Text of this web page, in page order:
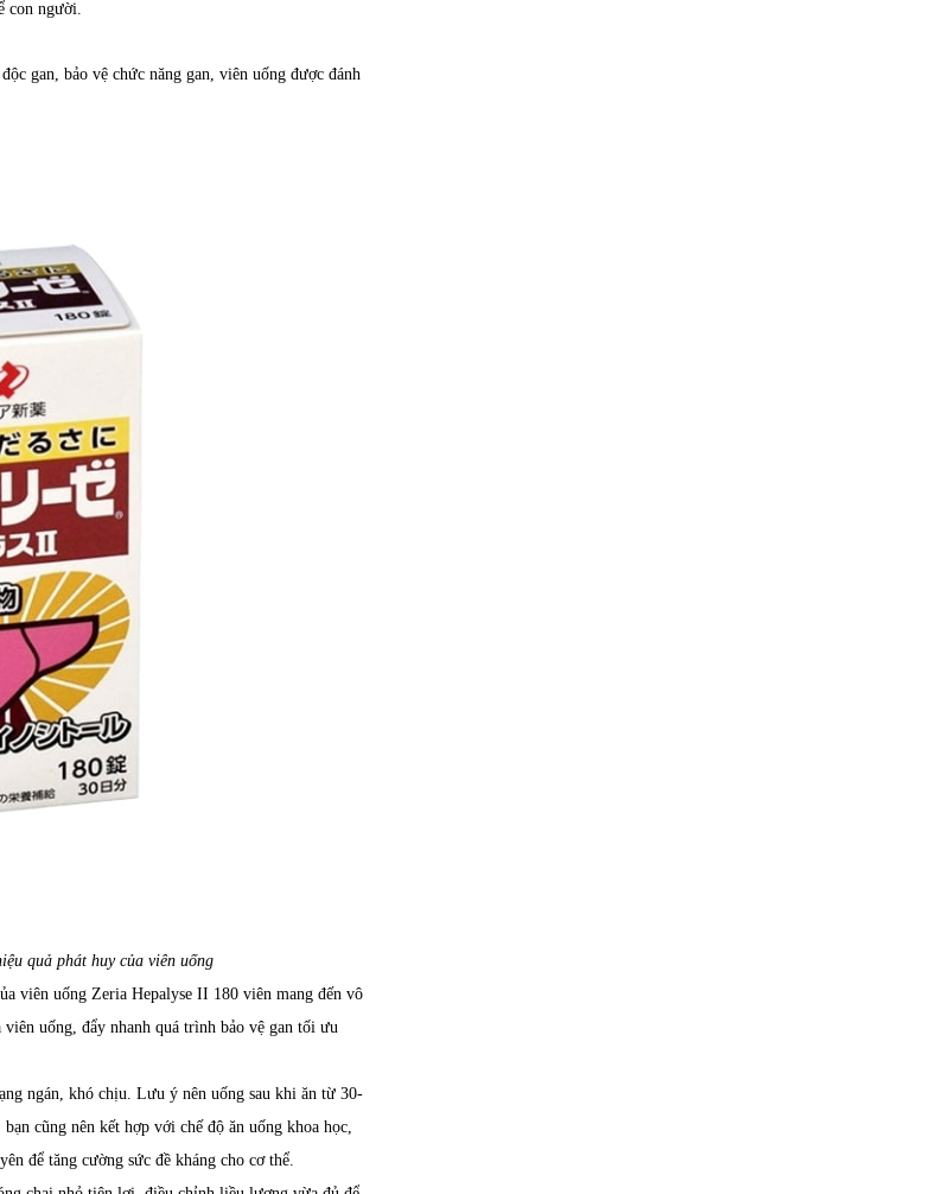
con người.
gan, bảo vệ chức năng gan, viên uống được đánh
quả phát huy của viên uống
viên uống Zeria Hepalyse II 180 viên mang đến vô
uống, đẩy nhanh quá trình bảo vệ gan tối ưu
ngán, khó chịu. Lưu ý nên uống sau khi ăn từ 30-
cũng nên kết hợp với chế độ ăn uống khoa học,
để tăng cường sức đề kháng cho cơ thể.